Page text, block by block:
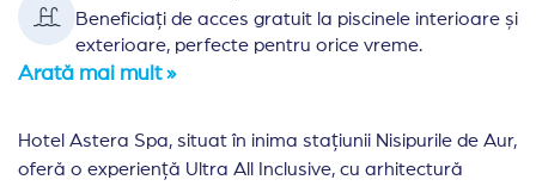
Hotel Astera Spa, situat în inima stațiunii Nisipurile de Aur,
oferă o experiență Ultra All Inclusive, cu arhitectură
Beneficiați de acces gratuit la piscinele interioare și
exterioare, perfecte pentru orice vreme.
Arată mai mult »